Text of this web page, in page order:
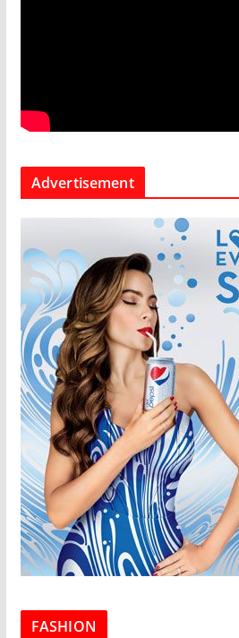
Advertisement
FASHION